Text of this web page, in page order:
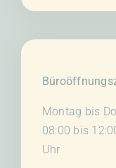
Montag bis
08:00 bis
Uhr